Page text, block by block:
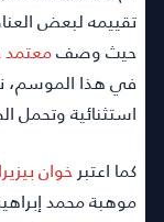
تقييمه لبعض
حيث وصفمعتمد
في هذا الموسم،
استثنائية وتحمل
كما اعتبرخوان بيزيرا
موهبة محمد